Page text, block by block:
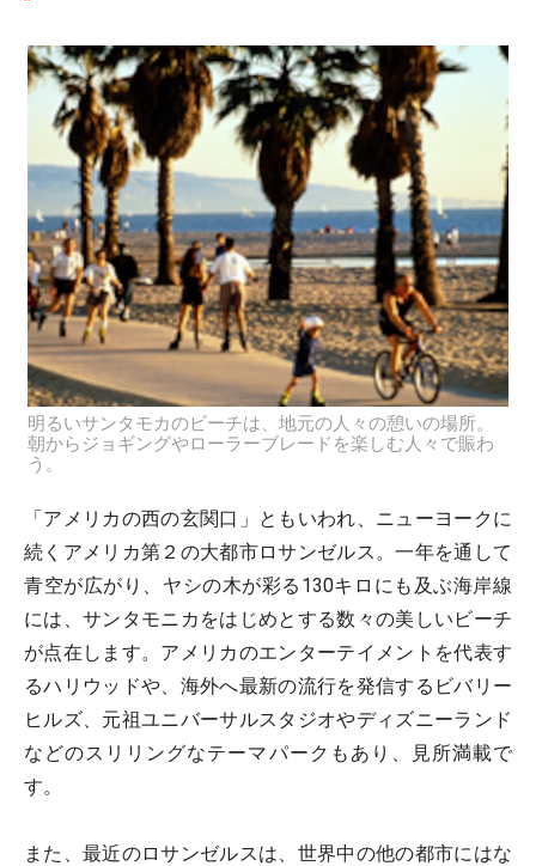
明るいサンタモカのビーチは、地元の人々の憩いの場所。
朝からジョギングやローラーブレードを楽しむ人々で賑わ
う。
「アメリカの西の玄関口」ともいわれ、ニューヨークに
続くアメリカ第２の大都市ロサンゼルス。一年を通して
青空が広がり、ヤシの木が彩る130キロにも及ぶ海岸線
には、サンタモニカをはじめとする数々の美しいビーチ
が点在します。アメリカのエンターテイメントを代表す
るハリウッドや、海外へ最新の流行を発信するビバリー
ヒルズ、元祖ユニバーサルスタジオやディズニーランド
などのスリリングなテーマパークもあり、見所満載で
す。
また、最近のロサンゼルスは、世界中の他の都市にはな